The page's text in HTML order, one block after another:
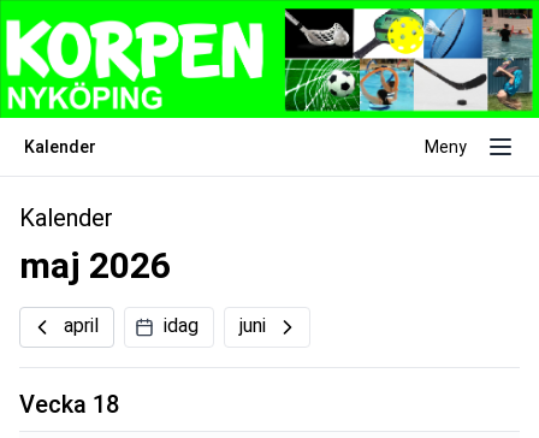
Kalender Meny
Kalender
maj 2026
april idag juni
Vecka 18